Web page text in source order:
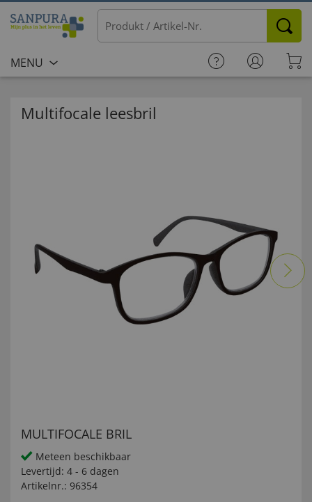
MENU
Multifocale leesbril
MULTIFOCALE BRIL
Meteen beschikbaar
Levertijd: 4 - 6 dagen
Artikelnr.: 96354